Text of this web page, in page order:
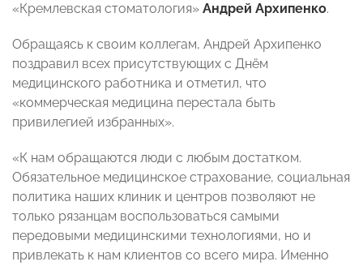
«Кремлевская стоматология» Андрей Архипенко.
Обращаясь к своим коллегам, Андрей Архипенко
поздравил всех присутствующих с Днём
медицинского работника и отметил, что
«коммерческая медицина перестала быть
привилегией избранных».
«К нам обращаются люди с любым достатком.
Обязательное медицинское страхование, социальная
политика наших клиник и центров позволяют не
только рязанцам воспользоваться самыми
передовыми медицинскими технологиями, но и
привлекать к нам клиентов со всего мира. Именно